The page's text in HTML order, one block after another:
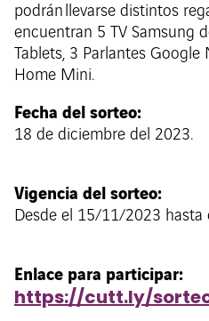
podrán llevarse distintos
encuentran 5 TV Samsung
Tablets, 3 Parlantes
Home Mini.
Fecha del sorteo:
18 de diciembre del 2023.
Vigencia del sorteo:
Desde el 15/11/2023
Enlace para participar:
https://cutt.ly/